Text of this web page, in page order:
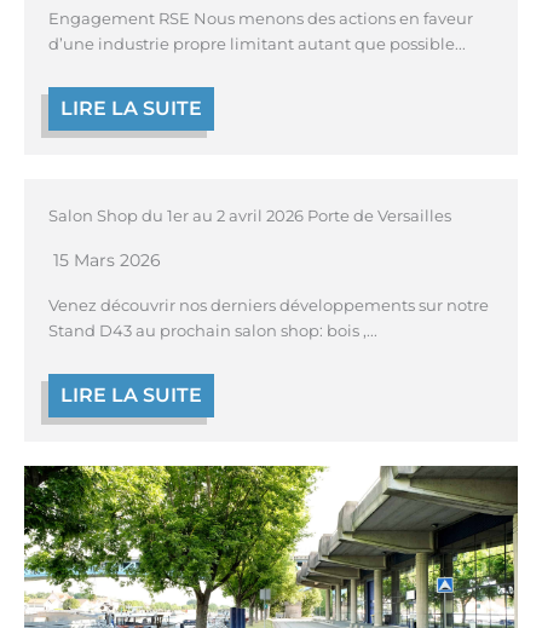
Engagement RSE Nous menons des actions en faveur
d’une industrie propre limitant autant que possible...
LIRE LA SUITE
Salon Shop du 1er au 2 avril 2026 Porte de Versailles
15 Mars 2026
Venez découvrir nos derniers développements sur notre
Stand D43 au prochain salon shop: bois ,...
LIRE LA SUITE